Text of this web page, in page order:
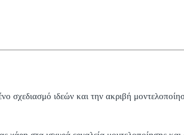
σχεδιασμό ιδεών και την ακριβή